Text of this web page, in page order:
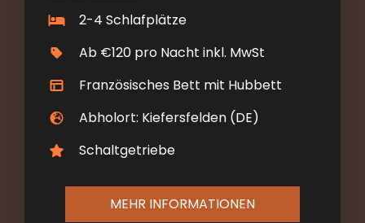
2-4 Schlafplätze
Ab €120 pro Nacht inkl. MwSt
Französisches Bett mit Hubbett
Abholort: Kiefersfelden (DE)
Schaltgetriebe
MEHR INFORMATIONEN